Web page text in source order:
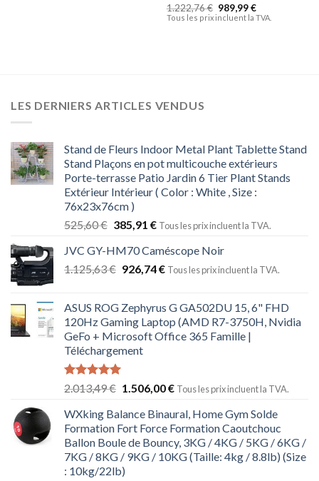
1.222,76€ 989,99€
Tous les prix incluent la TVA.
LES DERNIERS ARTICLES VENDUS
Stand de Fleurs Indoor Metal Plant Tablette Stand
Stand Plaçons en pot multicouche extérieurs
Porte-terrasse Patio Jardin 6 Tier Plant Stands
Extérieur Intérieur ( Color : White , Size :
76x23x76cm )
525,60€ 385,91 € Tous les prix incluent la TVA.
JVC GY-HM70 Caméscope Noir
1.125,63€ 926,74€ Tous les prix incluent la TVA.
ASUS ROG Zephyrus G GA502DU 15, 6" FHD
120Hz Gaming Laptop (AMD R7-3750H, Nvidia
GeFo + Microsoft Office 365 Famille |
Téléchargement
Note5.00
2.013,49€ 1.506,00€ Tous les prix incluent la TVA.
WXking Balance Binaural, Home Gym Solde
Formation Fort Force Formation Caoutchouc
Ballon Boule de Bouncy, 3KG / 4KG / 5KG / 6KG /
7KG / 8KG / 9KG / 10KG (Taille: 4kg / 8.8lb) (Size
: 10kg/22lb)